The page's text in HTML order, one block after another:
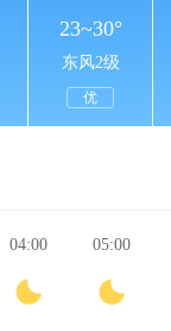
23~30°
东风2级
优
04:00 05:00